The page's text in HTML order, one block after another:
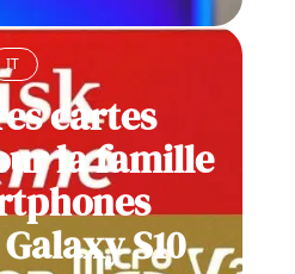
IT
cartes
la famille
S10